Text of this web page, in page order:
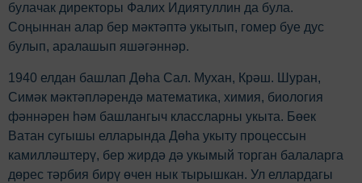
булачак директоры Фалих Идиятуллин да була.
Соңыннан алар бер мәктәптә укытып, гомер буе дус
булып, аралашып яшәгәннәр.
1940 елдан башлап Дөһа Сал. Мухан, Крәш. Шуран,
Симәк мәктәпләрендә математика, химия, биология
фәннәрен hәм башлангыч классларны укыта. Бөек
Ватан сугышы елларында Дөһа укыту процессын
камилләштерү, бер жирдә дә укымый торган балаларга
дөрес тәрбия бирү өчен нык тырышкан. Ул еллардагы